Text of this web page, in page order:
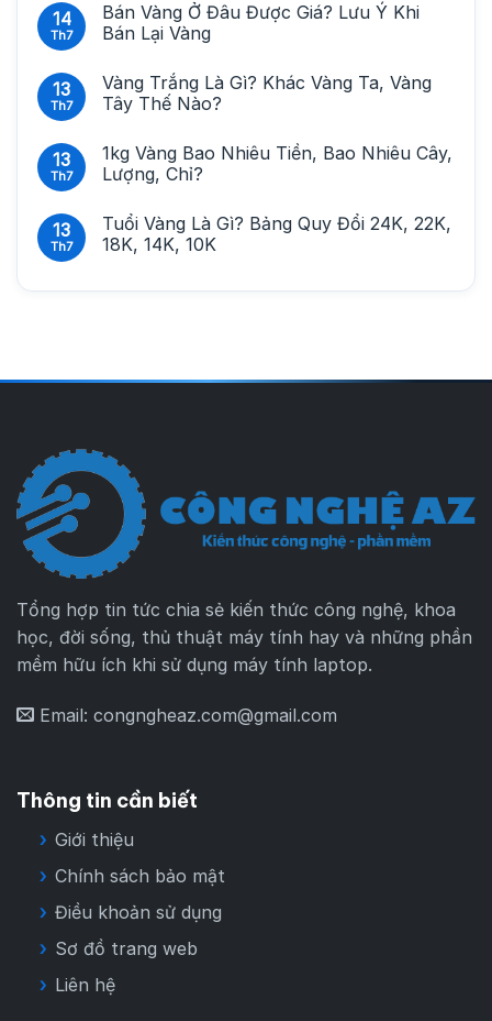
14
Th7
Bán Vàng Ở Đâu Được Giá? Lưu Ý Khi
Bán Lại Vàng
13
Th7
Vàng Trắng Là Gì? Khác Vàng Ta, Vàng
Tây Thế Nào?
13
Th7
1kg Vàng Bao Nhiêu Tiền, Bao Nhiêu Cây,
Lượng, Chỉ?
13
Th7
Tuổi Vàng Là Gì? Bảng Quy Đổi 24K, 22K,
18K, 14K, 10K
Tổng hợp tin tức chia sẻ kiến thức công nghệ, khoa
học, đời sống, thủ thuật máy tính hay và những phần
mềm hữu ích khi sử dụng máy tính laptop.
Email: congngheaz.com@gmail.com
Thông tin cần biết
Giới thiệu
Chính sách bảo mật
Điều khoản sử dụng
Sơ đồ trang web
Liên hệ